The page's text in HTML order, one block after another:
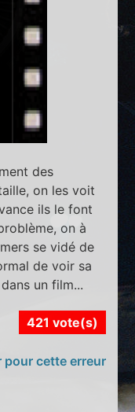
des
on les voit
ils le font
on à
se vidé de
de voir sa
un film...
421 vote(s)
pour cette erreur